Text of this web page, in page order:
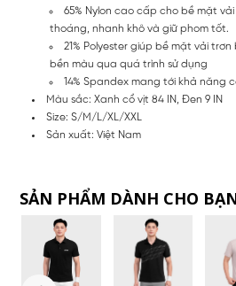
65% Nylon cao cấp cho bề mặt
thoáng, nhanh khô và giữ phom tốt.
21% Polyester giúp bề mặt vải
bền màu qua quá trình sử dụng
14% Spandex mang tới khả năng
Màu sắc: Xanh cổ vịt 84 IN, Đen 9 IN
Size: S/M/L/XL/XXL
Sản xuất: Việt Nam
SẢN PHẨM DÀNH CHO